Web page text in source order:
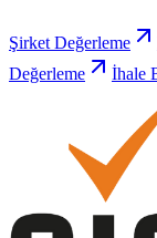
Şirket Değerleme
Değerleme
İhale